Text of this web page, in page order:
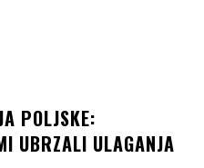
POLJSKE:
UBRZALI ULAGANJA